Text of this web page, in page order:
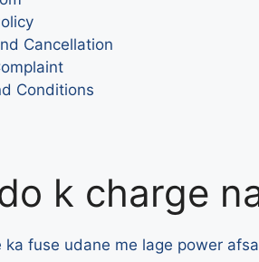
Cancellation
Conditions
k charge